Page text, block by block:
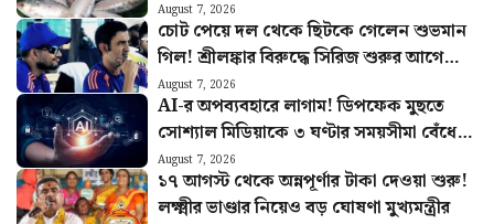
August 7, 2026
চোট পেয়ে দল থেকে ছিটকে গেলেন শুভমান
গিল! শ্রীলঙ্কার বিরুদ্ধে সিরিজ শুরুর আগে
মাঠে নেমে চাপে ভারত
August 7, 2026
AI-র অপব্যবহারে লাগাম! ডিপফেক মুছতে
সোশ্যাল মিডিয়াকে ৩ ঘণ্টার সময়সীমা বেঁধে
দিল কেন্দ্র
August 7, 2026
১৭ আগস্ট থেকে অন্নপূর্ণার টাকা দেওয়া শুরু!
লক্ষ্মীর ভাণ্ডার নিয়েও বড় ঘোষণা মুখ্যমন্ত্রীর